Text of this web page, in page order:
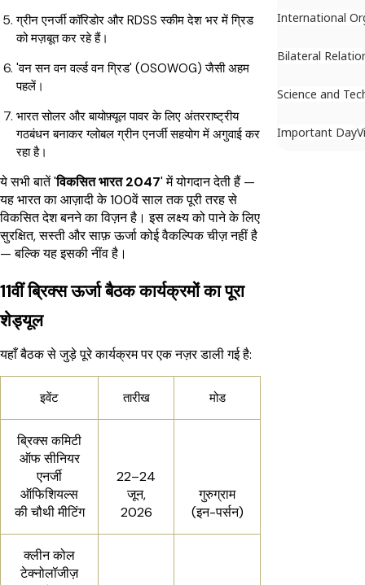
ग्रीन एनर्जी कॉरिडोर और RDSS स्कीम देश भर में ग्रिड
को मज़बूत कर रहे हैं।
'वन सन वन वर्ल्ड वन ग्रिड' (OSOWOG) जैसी अहम
पहलें।
भारत सोलर और बायोफ़्यूल पावर के लिए अंतरराष्ट्रीय
गठबंधन बनाकर ग्लोबल ग्रीन एनर्जी सहयोग में अगुवाई कर
रहा है।
ये सभी बातें 'विकसित भारत 2047' में योगदान देती हैं —
यह भारत का आज़ादी के 100वें साल तक पूरी तरह से
विकसित देश बनने का विज़न है। इस लक्ष्य को पाने के लिए
सुरक्षित, सस्ती और साफ़ ऊर्जा कोई वैकल्पिक चीज़ नहीं है
— बल्कि यह इसकी नींव है।
11वीं ब्रिक्स ऊर्जा बैठक कार्यक्रमों का पूरा
शेड्यूल
यहाँ बैठक से जुड़े पूरे कार्यक्रम पर एक नज़र डाली गई है:
इवेंट तारीख मोड
ब्रिक्स कमिटी
ऑफ सीनियर
एनर्जी
ऑफिशियल्स
की चौथी मीटिंग
22–24
जून,
2026
गुरुग्राम
(इन-पर्सन)
क्लीन कोल
टेक्नोलॉजीज़
International
Bilateral
Science and
Important Day